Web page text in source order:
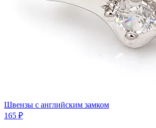
Швензы с английским замком
165 ₽